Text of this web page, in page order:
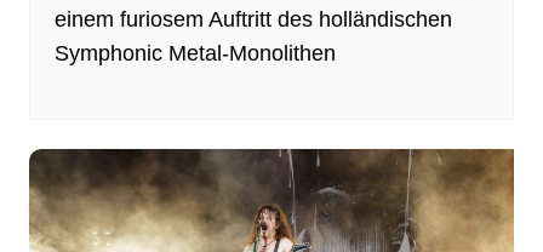
einem furiosem Auftritt des holländischen
Symphonic Metal-Monolithen